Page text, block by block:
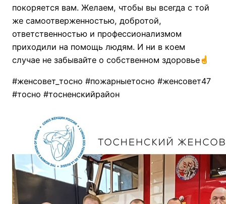
покоряется вам. Желаем, чтобы вы всегда с той
же самоотверженностью, добротой,
ответственностью и профессионализмом
приходили на помощь людям. И ни в коем
случае не забывайте о собственном здоровье
#женсовет_тосно #пожарныетосно #женсовет47
#тосно #тосненскийрайон